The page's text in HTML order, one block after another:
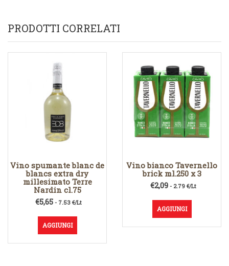
PRODOTTI CORRELATI
Vino spumante blanc de
blancs extra dry
millesimato Terre
Nardin cl.75
€5,65 - 7.53 €/Lt
AGGIUNGI
Vino bianco Tavernello
brick ml.250 x 3
€2,09- 2.79 €/Lt
AGGIUNGI